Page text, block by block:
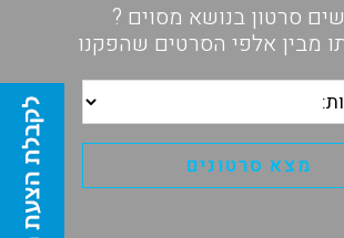
סרטון בנושא מסוים ?
מבין אלפי הסרטים שהפקנו